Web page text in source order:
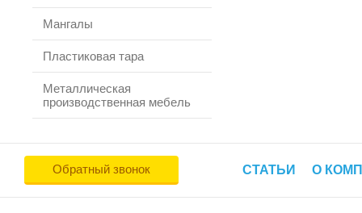
Мангалы
Пластиковая тара
Металлическая
производственная мебель
Обратный звонок СТАТЬИ О